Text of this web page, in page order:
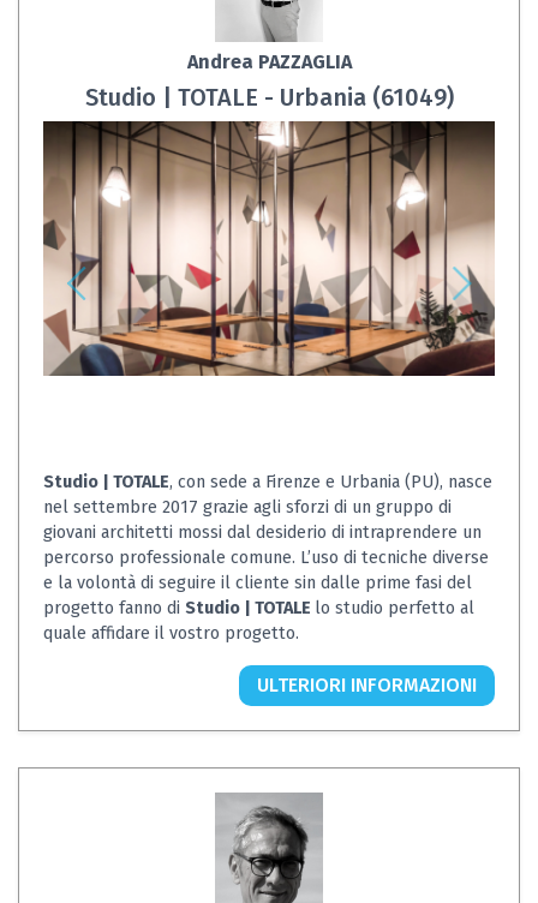
Andrea PAZZAGLIA
Studio | TOTALE - Urbania (61049)
Studio | TOTALE, con sede a Firenze e Urbania (PU), nasce
nel settembre 2017 grazie agli sforzi di un gruppo di
giovani architetti mossi dal desiderio di intraprendere un
percorso professionale comune. L’uso di tecniche diverse
e la volontà di seguire il cliente sin dalle prime fasi del
progetto fanno di Studio | TOTALE lo studio perfetto al
quale affidare il vostro progetto.
ULTERIORI INFORMAZIONI